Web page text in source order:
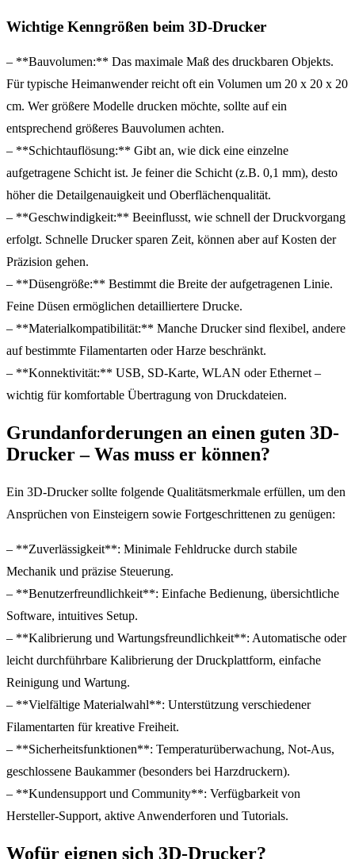
Wichtige Kenngrößen beim 3D-Drucker
– **Bauvolumen:** Das maximale Maß des druckbaren Objekts.
Für typische Heimanwender reicht oft ein Volumen um 20 x 20 x 20
cm. Wer größere Modelle drucken möchte, sollte auf ein
entsprechend größeres Bauvolumen achten.
– **Schichtauflösung:** Gibt an, wie dick eine einzelne
aufgetragene Schicht ist. Je feiner die Schicht (z.B. 0,1 mm), desto
höher die Detailgenauigkeit und Oberflächenqualität.
– **Geschwindigkeit:** Beeinflusst, wie schnell der Druckvorgang
erfolgt. Schnelle Drucker sparen Zeit, können aber auf Kosten der
Präzision gehen.
– **Düsengröße:** Bestimmt die Breite der aufgetragenen Linie.
Feine Düsen ermöglichen detailliertere Drucke.
– **Materialkompatibilität:** Manche Drucker sind flexibel, andere
auf bestimmte Filamentarten oder Harze beschränkt.
– **Konnektivität:** USB, SD-Karte, WLAN oder Ethernet –
wichtig für komfortable Übertragung von Druckdateien.
Grundanforderungen an einen guten 3D-
Drucker – Was muss er können?
Ein 3D-Drucker sollte folgende Qualitätsmerkmale erfüllen, um den
Ansprüchen von Einsteigern sowie Fortgeschrittenen zu genügen:
– **Zuverlässigkeit**: Minimale Fehldrucke durch stabile
Mechanik und präzise Steuerung.
– **Benutzerfreundlichkeit**: Einfache Bedienung, übersichtliche
Software, intuitives Setup.
– **Kalibrierung und Wartungsfreundlichkeit**: Automatische oder
leicht durchführbare Kalibrierung der Druckplattform, einfache
Reinigung und Wartung.
– **Vielfältige Materialwahl**: Unterstützung verschiedener
Filamentarten für kreative Freiheit.
– **Sicherheitsfunktionen**: Temperaturüberwachung, Not-Aus,
geschlossene Baukammer (besonders bei Harzdruckern).
– **Kundensupport und Community**: Verfügbarkeit von
Hersteller-Support, aktive Anwenderforen und Tutorials.
Wofür eignen sich 3D-Drucker?